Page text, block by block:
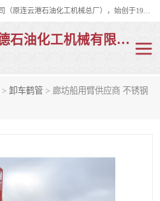
连云港华德石油化工机械有限公司（原连云港石油化工机械总厂），始创于1982年，是从事码头船用流体装卸臂、陆用流体装卸臂（鹤管）、活动梯、钢构平台、定量装车系统等全系列流体装卸设备的设计、制造、销售以及服务的专业供应商。
连云港华德石油化工机械有限公司
> 卸车鹤管 > 廊坊船用臂供应商 不锈钢
活动梯